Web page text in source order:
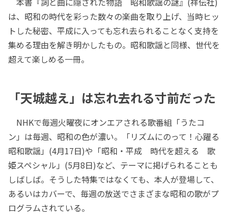
は、昭和の時代を彩った数々の楽曲を取り上げ、当時ヒッ
トした秘密、平成に入っても忘れ去られることなく支持を
集める理由を解き明かしたもの。昭和歌謡と同様、世代を
超えて楽しめる一冊。
「天城越え」は忘れ去れる寸前だった
NHKで毎週火曜夜にオンエアされる歌番組「うたコ
ン」は毎週、昭和の色が濃い。「リズムにのって！心躍る
昭和歌謡」(4月17日)や「昭和・平成 時代を超える 歌
姫スペシャル」(5月8日)など、テーマに掲げられることも
しばしば。そうした特集ではなくても、本人が登場して、
あるいはカバーで、毎週の放送でさまざまな昭和の歌がプ
ログラムされている。